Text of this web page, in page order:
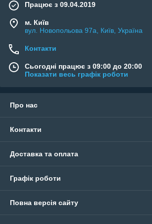
Працює з 09.04.2019
м. Київ
вул. Новопольова 97а, Київ, Україна
Контакти
Сьогодні працює з 09:00 до 20:00
Показати весь графік роботи
Про нас
Контакти
Доставка та оплата
Графік роботи
Повна версія сайту